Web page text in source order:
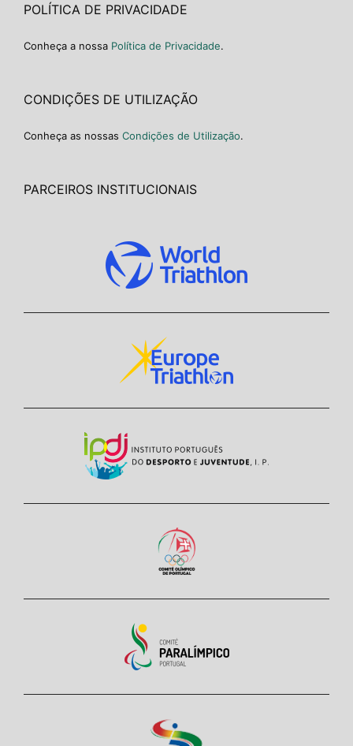
POLÍTICA DE PRIVACIDADE
Conheça a nossa Política de Privacidade.
CONDIÇÕES DE UTILIZAÇÃO
Conheça as nossas Condições de Utilização.
PARCEIROS INSTITUCIONAIS